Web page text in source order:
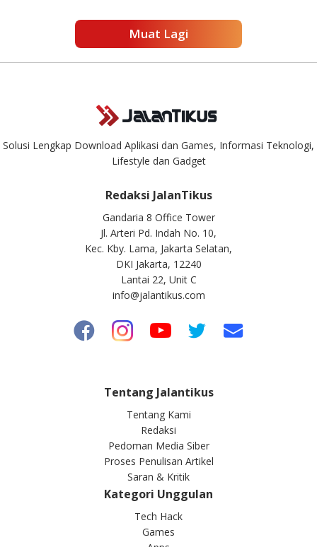
Muat Lagi
Solusi Lengkap Download Aplikasi dan Games, Informasi Teknologi,
Lifestyle dan Gadget
Redaksi JalanTikus
Gandaria 8 Office Tower
Jl. Arteri Pd. Indah No. 10,
Kec. Kby. Lama, Jakarta Selatan,
DKI Jakarta, 12240
Lantai 22, Unit C
info@jalantikus.com
Tentang Jalantikus
Tentang Kami
Redaksi
Pedoman Media Siber
Proses Penulisan Artikel
Saran & Kritik
Kategori Unggulan
Tech Hack
Games